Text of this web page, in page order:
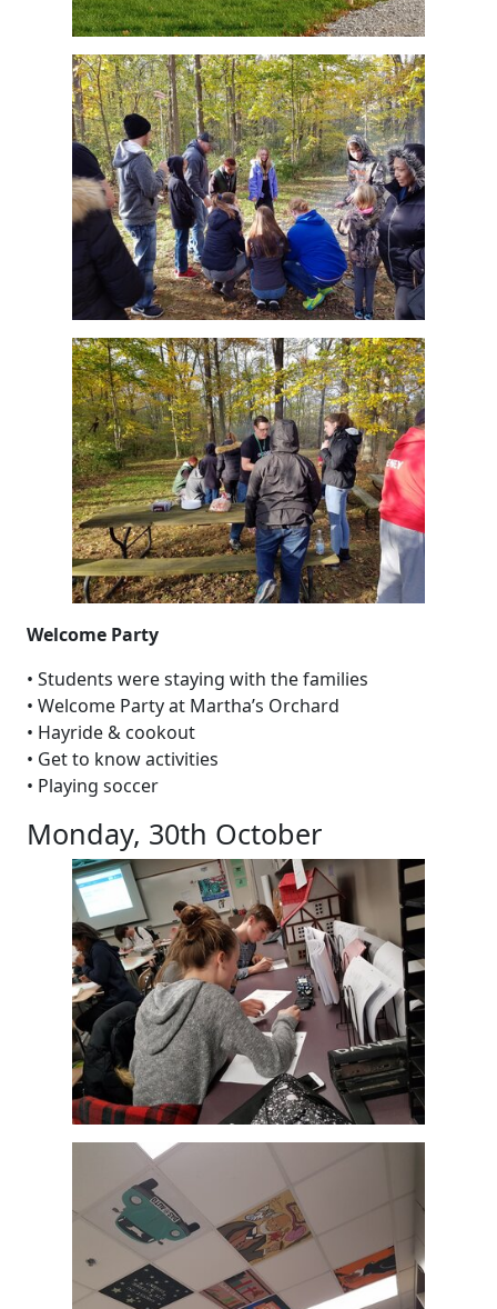
Welcome Party
• Students were staying with the families
• Welcome Party at Martha’s Orchard
• Hayride & cookout
• Get to know activities
• Playing soccer
Monday, 30th October